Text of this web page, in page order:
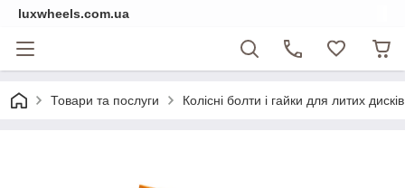
luxwheels.com.ua
Товари та послуги Колісні болти і гайки для литих